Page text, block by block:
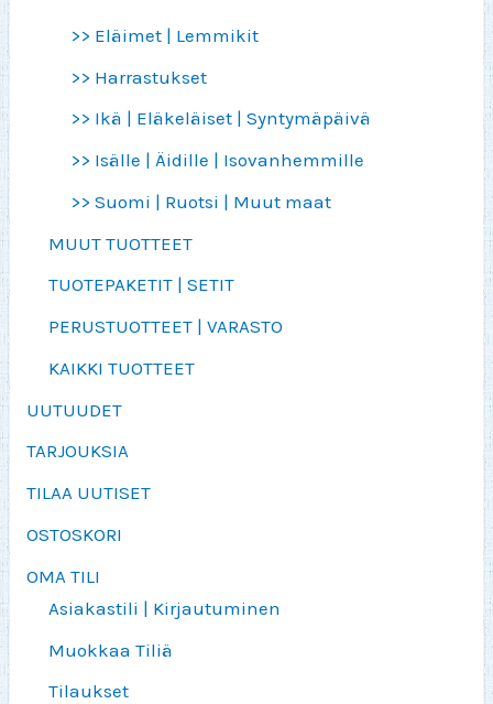
>> Eläimet | Lemmikit
>> Harrastukset
>> Ikä | Eläkeläiset | Syntymäpäivä
>> Isälle | Äidille | Isovanhemmille
>> Suomi | Ruotsi | Muut maat
MUUT TUOTTEET
TUOTEPAKETIT | SETIT
PERUSTUOTTEET | VARASTO
KAIKKI TUOTTEET
UUTUUDET
TARJOUKSIA
TILAA UUTISET
OSTOSKORI
OMA TILI
Asiakastili | Kirjautuminen
Muokkaa Tiliä
Tilaukset